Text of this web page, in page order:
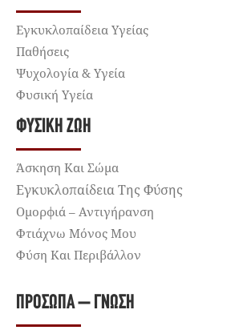
Εγκυκλοπαίδεια Υγείας
Παθήσεις
Ψυχολογία & Υγεία
Φυσική Υγεία
ΦΥΣΙΚΉ ΖΩΉ
Άσκηση Και Σώμα
Εγκυκλοπαίδεια Της Φύσης
Ομορφιά – Αντιγήρανση
Φτιάχνω Μόνος Μου
Φύση Και Περιβάλλον
ΠΡΌΣΩΠΑ – ΓΝΏΣΗ